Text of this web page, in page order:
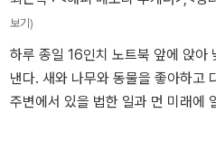
평소 대외적인 활동을 꺼리던 나는
한다. 지방에 거주하는 환경상 쉽지
스가 종료된 게임의 ‘최애캐 생일카
기로 결정한 것이다. 그 이례적인 결
한 동기가 있었는데……. 주인공이
보기)
하루 종일 16인치 노트북 앞에 앉아
낸다. 새와 나무와 동물을 좋아하고
주변에서 있을 법한 일과 먼 미래에